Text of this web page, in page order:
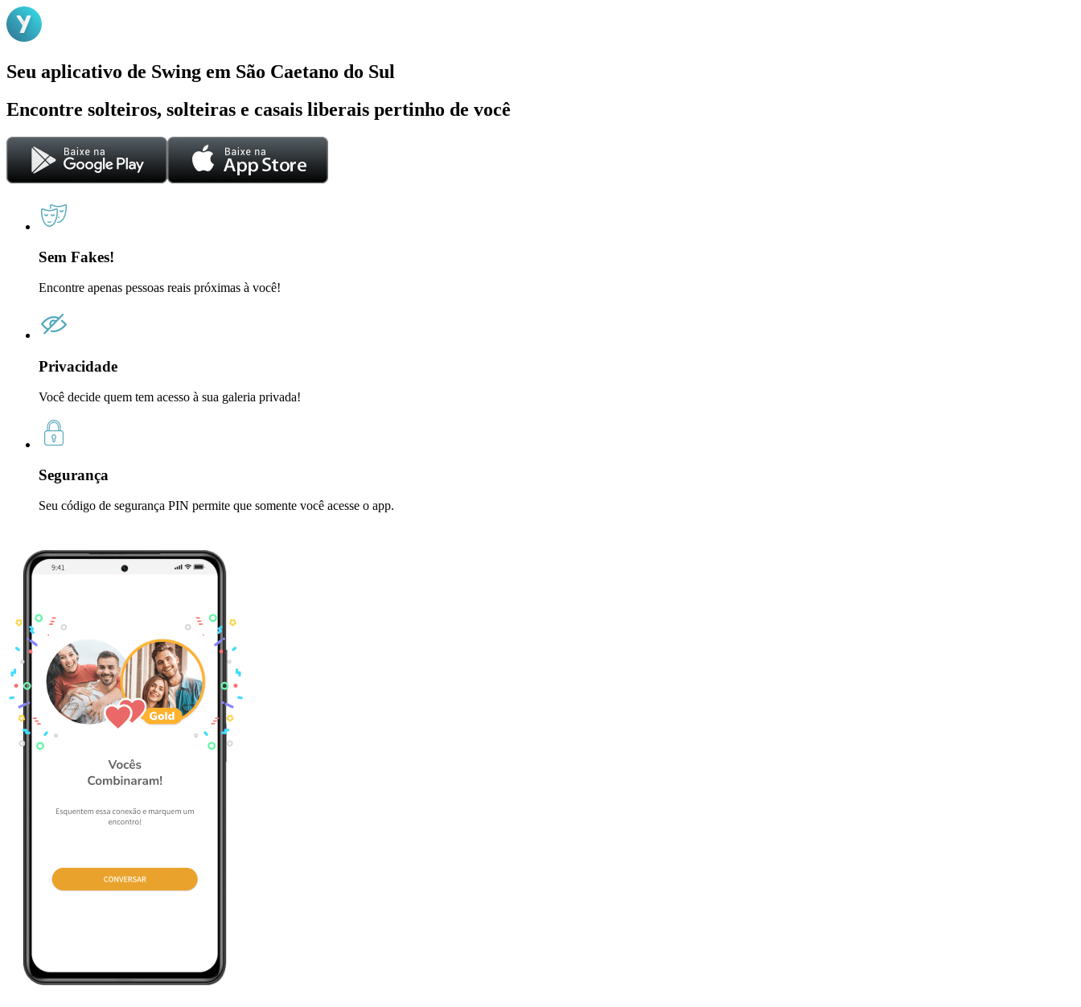
Seu aplicativo de Swing em São Caetano do Sul
Encontre solteiros, solteiras e casais liberais pertinho de você
Sem Fakes!
Encontre apenas pessoas reais próximas à você!
Privacidade
Você decide quem tem acesso à sua galeria privada!
Segurança
Seu código de segurança PIN permite que somente você acesse o app.